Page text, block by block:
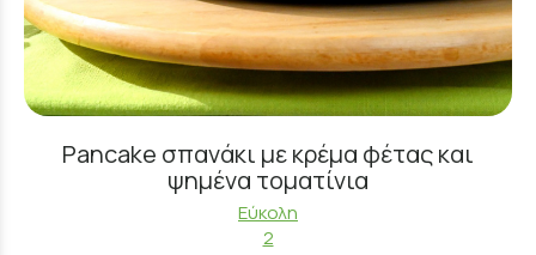
Pancake σπανάκι με κρέμα φέτας και
ψημένα τοματίνια
Εύκολη
2